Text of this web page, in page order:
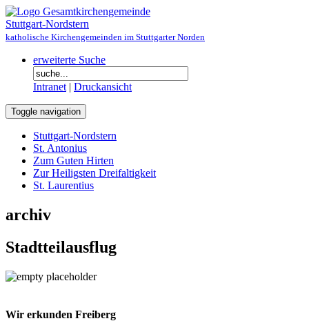
Gesamtkirchengemeinde
Stuttgart-Nordstern
katholische Kirchengemeinden im Stuttgarter Norden
erweiterte Suche
Intranet | Druckansicht
Toggle navigation
Stuttgart-Nordstern
St. Antonius
Zum Guten Hirten
Zur Heiligsten Dreifaltigkeit
St. Laurentius
archiv
Stadtteilausflug
Wir erkunden Freiberg